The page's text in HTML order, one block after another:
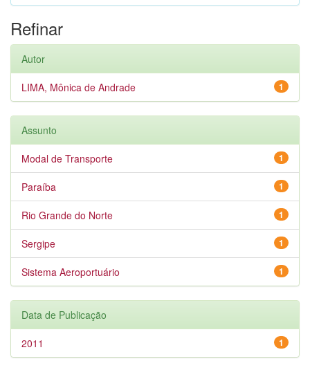
Refinar
Autor
1
LIMA, Mônica de Andrade
Assunto
1
Modal de Transporte
1
Paraíba
1
Rio Grande do Norte
1
Sergipe
1
Sistema Aeroportuário
Data de Publicação
1
2011